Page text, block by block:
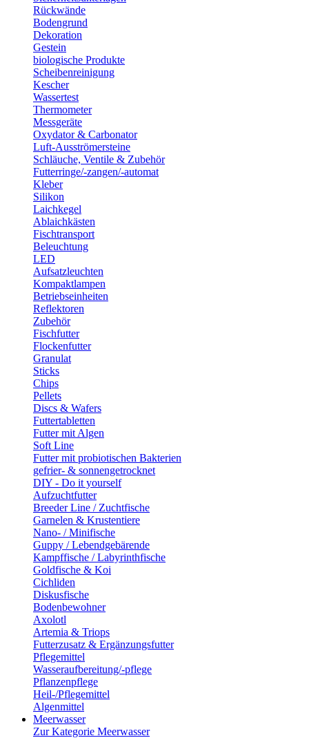
Rückwände
Bodengrund
Dekoration
Gestein
biologische Produkte
Scheibenreinigung
Kescher
Wassertest
Thermometer
Messgeräte
Oxydator & Carbonator
Luft-Ausströmersteine
Schläuche, Ventile & Zubehör
Futterringe/-zangen/-automat
Kleber
Silikon
Laichkegel
Ablaichkästen
Fischtransport
Beleuchtung
LED
Aufsatzleuchten
Kompaktlampen
Betriebseinheiten
Reflektoren
Zubehör
Fischfutter
Flockenfutter
Granulat
Sticks
Chips
Pellets
Discs & Wafers
Futtertabletten
Futter mit Algen
Soft Line
Futter mit probiotischen Bakterien
gefrier- & sonnengetrocknet
DIY - Do it yourself
Aufzuchtfutter
Breeder Line / Zuchtfische
Garnelen & Krustentiere
Nano- / Minifische
Guppy / Lebendgebärende
Kampffische / Labyrinthfische
Goldfische & Koi
Cichliden
Diskusfische
Bodenbewohner
Axolotl
Artemia & Triops
Futterzusatz & Ergänzungsfutter
Pflegemittel
Wasseraufbereitung/-pflege
Pflanzenpflege
Heil-/Pflegemittel
Algenmittel
Meerwasser
Zur Kategorie Meerwasser